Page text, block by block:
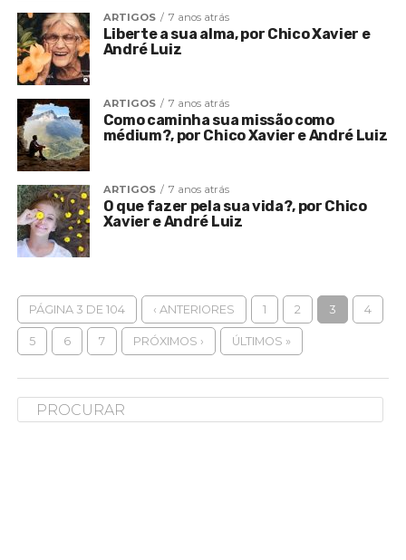
ARTIGOS 7 anos atrás
Liberte a sua alma, por Chico Xavier e
André Luiz
ARTIGOS 7 anos atrás
Como caminha sua missão como
médium?, por Chico Xavier e André Luiz
ARTIGOS 7 anos atrás
O que fazer pela sua vida?, por Chico
Xavier e André Luiz
PÁGINA 3 DE 104 ‹ ANTERIORES 1 2 3 4
5 6 7 PRÓXIMOS › ÚLTIMOS »